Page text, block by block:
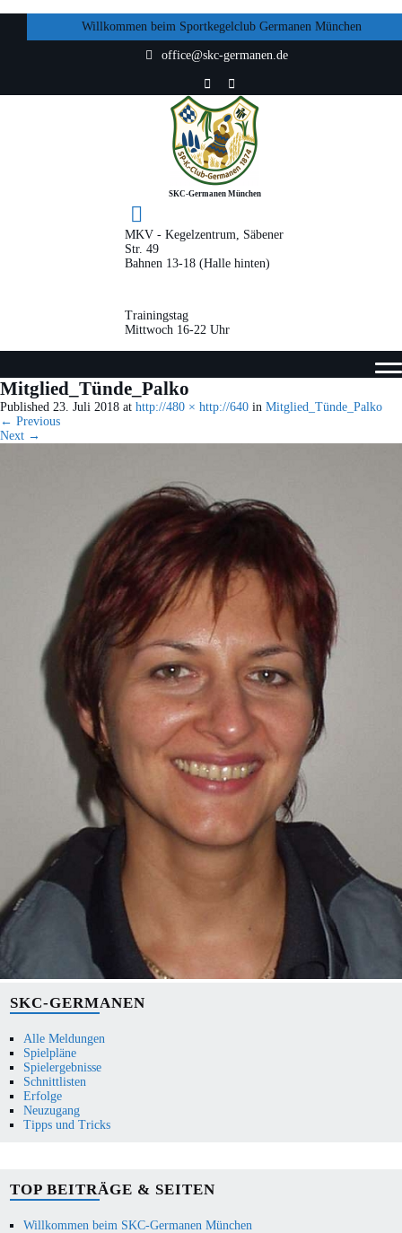
Willkommen beim Sportkegelclub Germanen München
office@skc-germanen.de
SKC-Germanen München
MKV - Kegelzentrum, Säbener
Str. 49
Bahnen 13-18 (Halle hinten)
Trainingstag
Mittwoch 16-22 Uhr
Mitglied_Tünde_Palko
Published 23. Juli 2018 at http://480 × http://640 in Mitglied_Tünde_Palko
← Previous
Next →
SKC-GERMANEN
Alle Meldungen
Spielpläne
Spielergebnisse
Schnittlisten
Erfolge
Neuzugang
Tipps und Tricks
TOP BEITRÄGE & SEITEN
Willkommen beim SKC-Germanen München